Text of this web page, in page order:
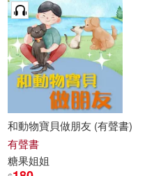
和動物寶貝做朋友 (有聲書)
有聲書
糖果姐姐